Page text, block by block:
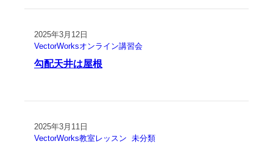
2025年3月12日
VectorWorksオンライン講習会
勾配天井は屋根
2025年3月11日
VectorWorks教室レッスン 未分類